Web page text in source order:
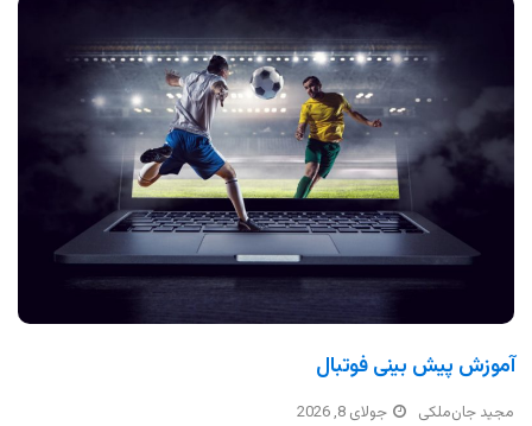
آموزش پیش بینی فوتبال
مجید جان‌ملکی جولای 8, 2026